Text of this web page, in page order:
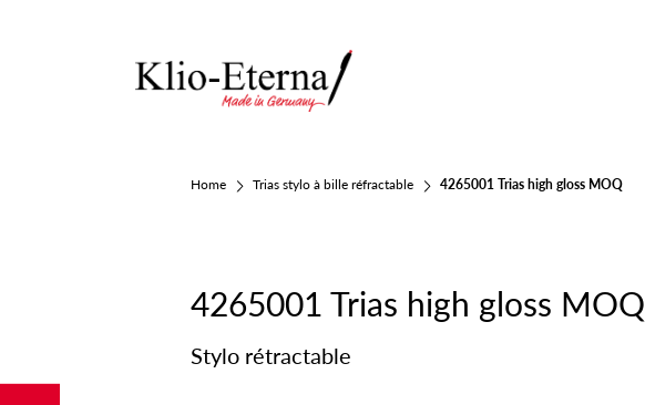
Home Trias stylo à bille réfractable 4265001 Trias high gloss MOQ
4265001 Trias high gloss MOQ
Stylo rétractable